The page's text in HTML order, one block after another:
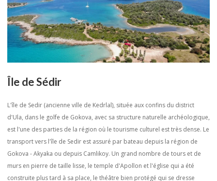
Île de Sédir
L'île de Sedir (ancienne ville de Kedrlal), située aux confins du district
d'Ula, dans le golfe de Gokova, avec sa structure naturelle archéologique,
est l'une des parties de la région où le tourisme culturel est très dense. Le
transport vers l'île de Sedir est assuré par bateau depuis la région de
Gokova - Akyaka ou depuis Camlikoy. Un grand nombre de tours et de
murs en pierre de taille lisse, le temple d'Apollon et l'église qui a été
construite plus tard à sa place, le théâtre bien protégé qui se dresse